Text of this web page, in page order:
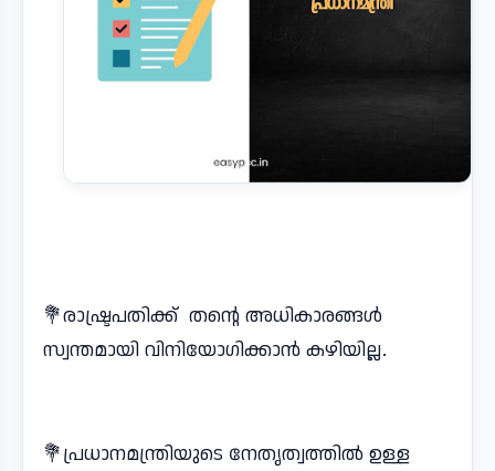
💐രാഷ്ട്രപതിക്ക് തന്റെ അധികാരങ്ങൾ
സ്വന്തമായി വിനിയോഗിക്കാൻ കഴിയില്ല.
💐പ്രധാനമന്ത്രിയുടെ നേതൃത്വത്തിൽ ഉള്ള